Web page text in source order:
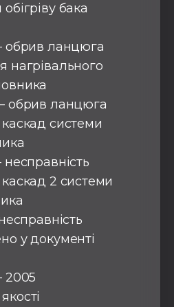
бака
обрив ланцюга
нагрівального
обрив ланцюга
системи
2 системи
у документі
2005